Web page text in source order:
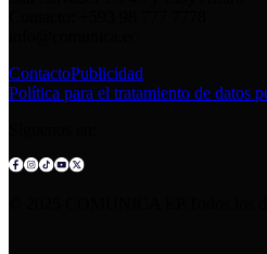
ContactoPublicidad
Política para el tratamiento de datos